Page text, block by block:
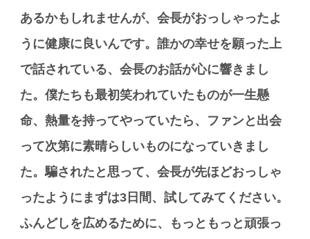
あるかもしれませんが、会長がおっしゃったよ
うに健康に良いんです。誰かの幸せを願った上
で話されている、会長のお話が心に響きまし
た。僕たちも最初笑われていたものが一生懸
命、熱量を持ってやっていたら、ファンと出会
って次第に素晴らしいものになっていきまし
た。騙されたと思って、会長が先ほどおっしゃ
ったようにまずは3日間、試してみてください。
ふんどしを広めるために、もっともっと頑張っ